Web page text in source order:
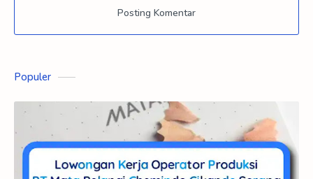
Posting Komentar
Populer